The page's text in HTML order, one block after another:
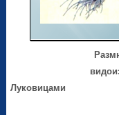
Луковицами